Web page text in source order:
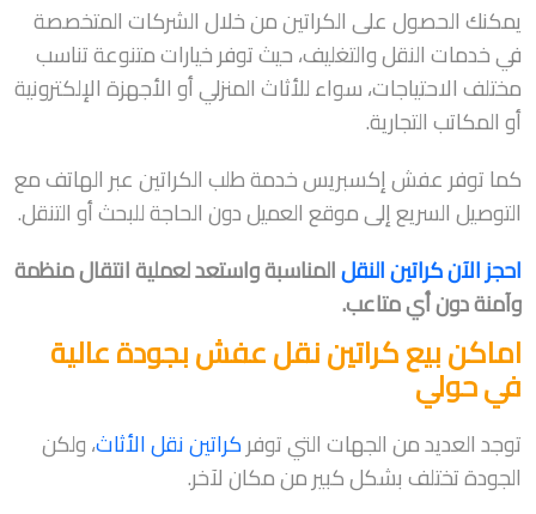
يمكنك الحصول على الكراتين من خلال الشركات المتخصصة
في خدمات النقل والتغليف، حيث توفر خيارات متنوعة تناسب
مختلف الاحتياجات، سواء للأثاث المنزلي أو الأجهزة الإلكترونية
أو المكاتب التجارية.
كما توفر عفش إكسبريس خدمة طلب الكراتين عبر الهاتف مع
التوصيل السريع إلى موقع العميل دون الحاجة للبحث أو التنقل.
احجز الآن كراتين النقلالمناسبة واستعد لعملية انتقال منظمة
وآمنة دون أي متاعب.
اماكن بيع كراتين نقل عفش بجودة عالية
في حولي
توجد العديد من الجهات التي توفركراتين نقل الأثاث، ولكن
الجودة تختلف بشكل كبير من مكان لآخر.